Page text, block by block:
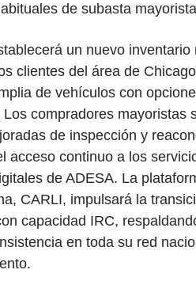
de subasta
un nuevo inventario
clientes del área de
de vehículos con
compradores mayoristas
de inspección y
acceso continuo a los
de ADESA. La
CARLI, impulsará la
capacidad IRC,
en toda su red